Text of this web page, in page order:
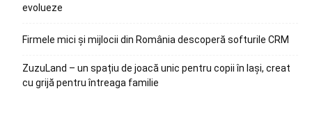
evolueze
Firmele mici și mijlocii din România descoperă softurile CRM
ZuzuLand – un spațiu de joacă unic pentru copii în Iași, creat
cu grijă pentru întreaga familie